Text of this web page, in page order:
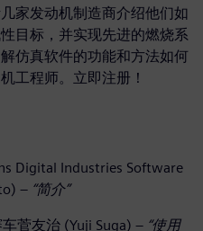
家发动机制造商介绍他们如
目标，并实现先进的燃烧系
仿真软件的功能和方法如何
工程师。立即注册！
Digital Industries Software
– “简介”
车菅友治 (Yuji Suga) – “使用